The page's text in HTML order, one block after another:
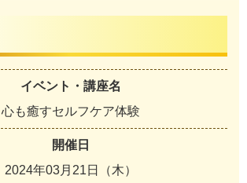
イベント・講座名
心も癒すセルフケア体験
開催日
2024年03月21日（木）